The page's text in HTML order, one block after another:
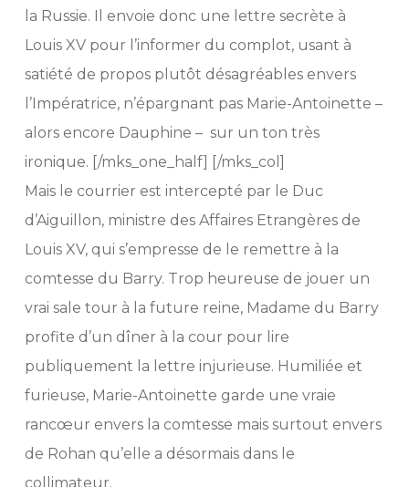
la Russie. Il envoie donc une lettre secrète à
Louis XV pour l’informer du complot, usant à
satiété de propos plutôt désagréables envers
l’Impératrice, n’épargnant pas Marie-Antoinette –
alors encore Dauphine – sur un ton très
ironique. [/mks_one_half] [/mks_col]
Mais le courrier est intercepté par le Duc
d’Aiguillon, ministre des Affaires Etrangères de
Louis XV, qui s’empresse de le remettre à la
comtesse du Barry. Trop heureuse de jouer un
vrai sale tour à la future reine, Madame du Barry
profite d’un dîner à la cour pour lire
publiquement la lettre injurieuse. Humiliée et
furieuse, Marie-Antoinette garde une vraie
rancœur envers la comtesse mais surtout envers
de Rohan qu’elle a désormais dans le
collimateur.